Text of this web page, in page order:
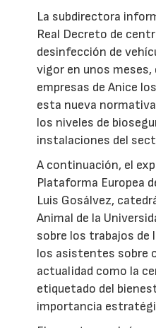
La subdirectora
Real Decreto de
desinfección de
vigor en unos meses,
empresas de Anice
esta nueva
los niveles de
instalaciones del
A continuación, el
Plataforma Europea
Luis Gosálvez,
Animal de la
sobre los trabajos de
los asistentes sobre
actualidad como la
etiquetado del
importancia